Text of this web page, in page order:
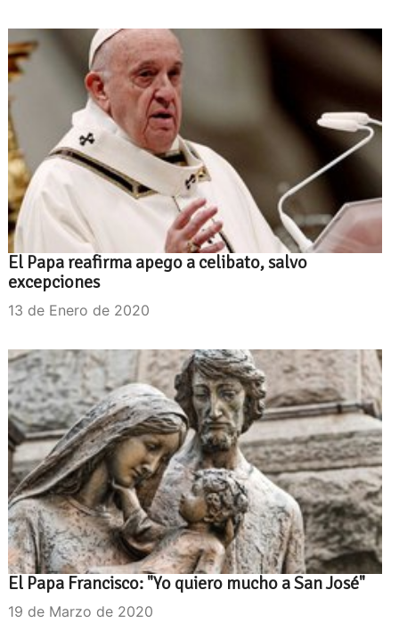
El Papa reafirma apego a celibato, salvo
excepciones
13 de Enero de 2020
El Papa Francisco: "Yo quiero mucho a San José"
19 de Marzo de 2020